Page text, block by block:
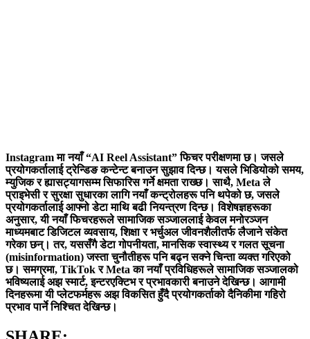
Instagram मा नयाँ “AI Reel Assistant” फिचर परीक्षणमा छ। जसले
प्रयोगकर्तालाई ट्रेन्डिङ कन्टेन्ट बनाउन सुझाव दिन्छ। यसले भिडियोको समय,
म्युजिक र ह्यासट्यागसम्म सिफारिस गर्ने क्षमता राख्छ। साथै, Meta ले
प्राइभेसी र सुरक्षा सुधारका लागि नयाँ कन्ट्रोलहरू पनि थपेको छ, जसले
प्रयोगकर्तालाई आफ्नो डेटा माथि बढी नियन्त्रण दिन्छ।विशेषज्ञहरूका
अनुसार, यी नयाँ फिचरहरूले सामाजिक सञ्जाललाई केवल मनोरञ्जन
माध्यमबाट डिजिटल व्यवसाय, शिक्षा र भर्चुअल जीवनशैलीतर्फ लैजाने संकेत
गरेका छन्। तर, यससँगै डेटा गोपनीयता, मानसिक स्वास्थ्य र गलत सूचना
(misinformation) जस्ता चुनौतीहरू पनि बढ्न सक्ने चिन्ता व्यक्त गरिएको
छ।समग्रमा, TikTok र Meta का नयाँ प्रविधिहरूले सामाजिक सञ्जालको
भविष्यलाई अझ स्मार्ट, इन्टरएक्टिभ र प्रभावकारी बनाउने देखिन्छ। आगामी
दिनहरूमा यी प्लेटफर्महरू अझ विकसित हुँदै प्रयोगकर्ताको दैनिकीमा गहिरो
प्रभाव पार्ने निश्चित देखिन्छ।